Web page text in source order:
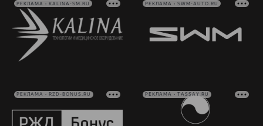
РЕКЛАМА • KALINA-SM.RU РЕКЛАМА • SWM-AUTO.RU
РЕКЛАМА • RZD-BONUS.RU РЕКЛАМА • TASSAY.RU